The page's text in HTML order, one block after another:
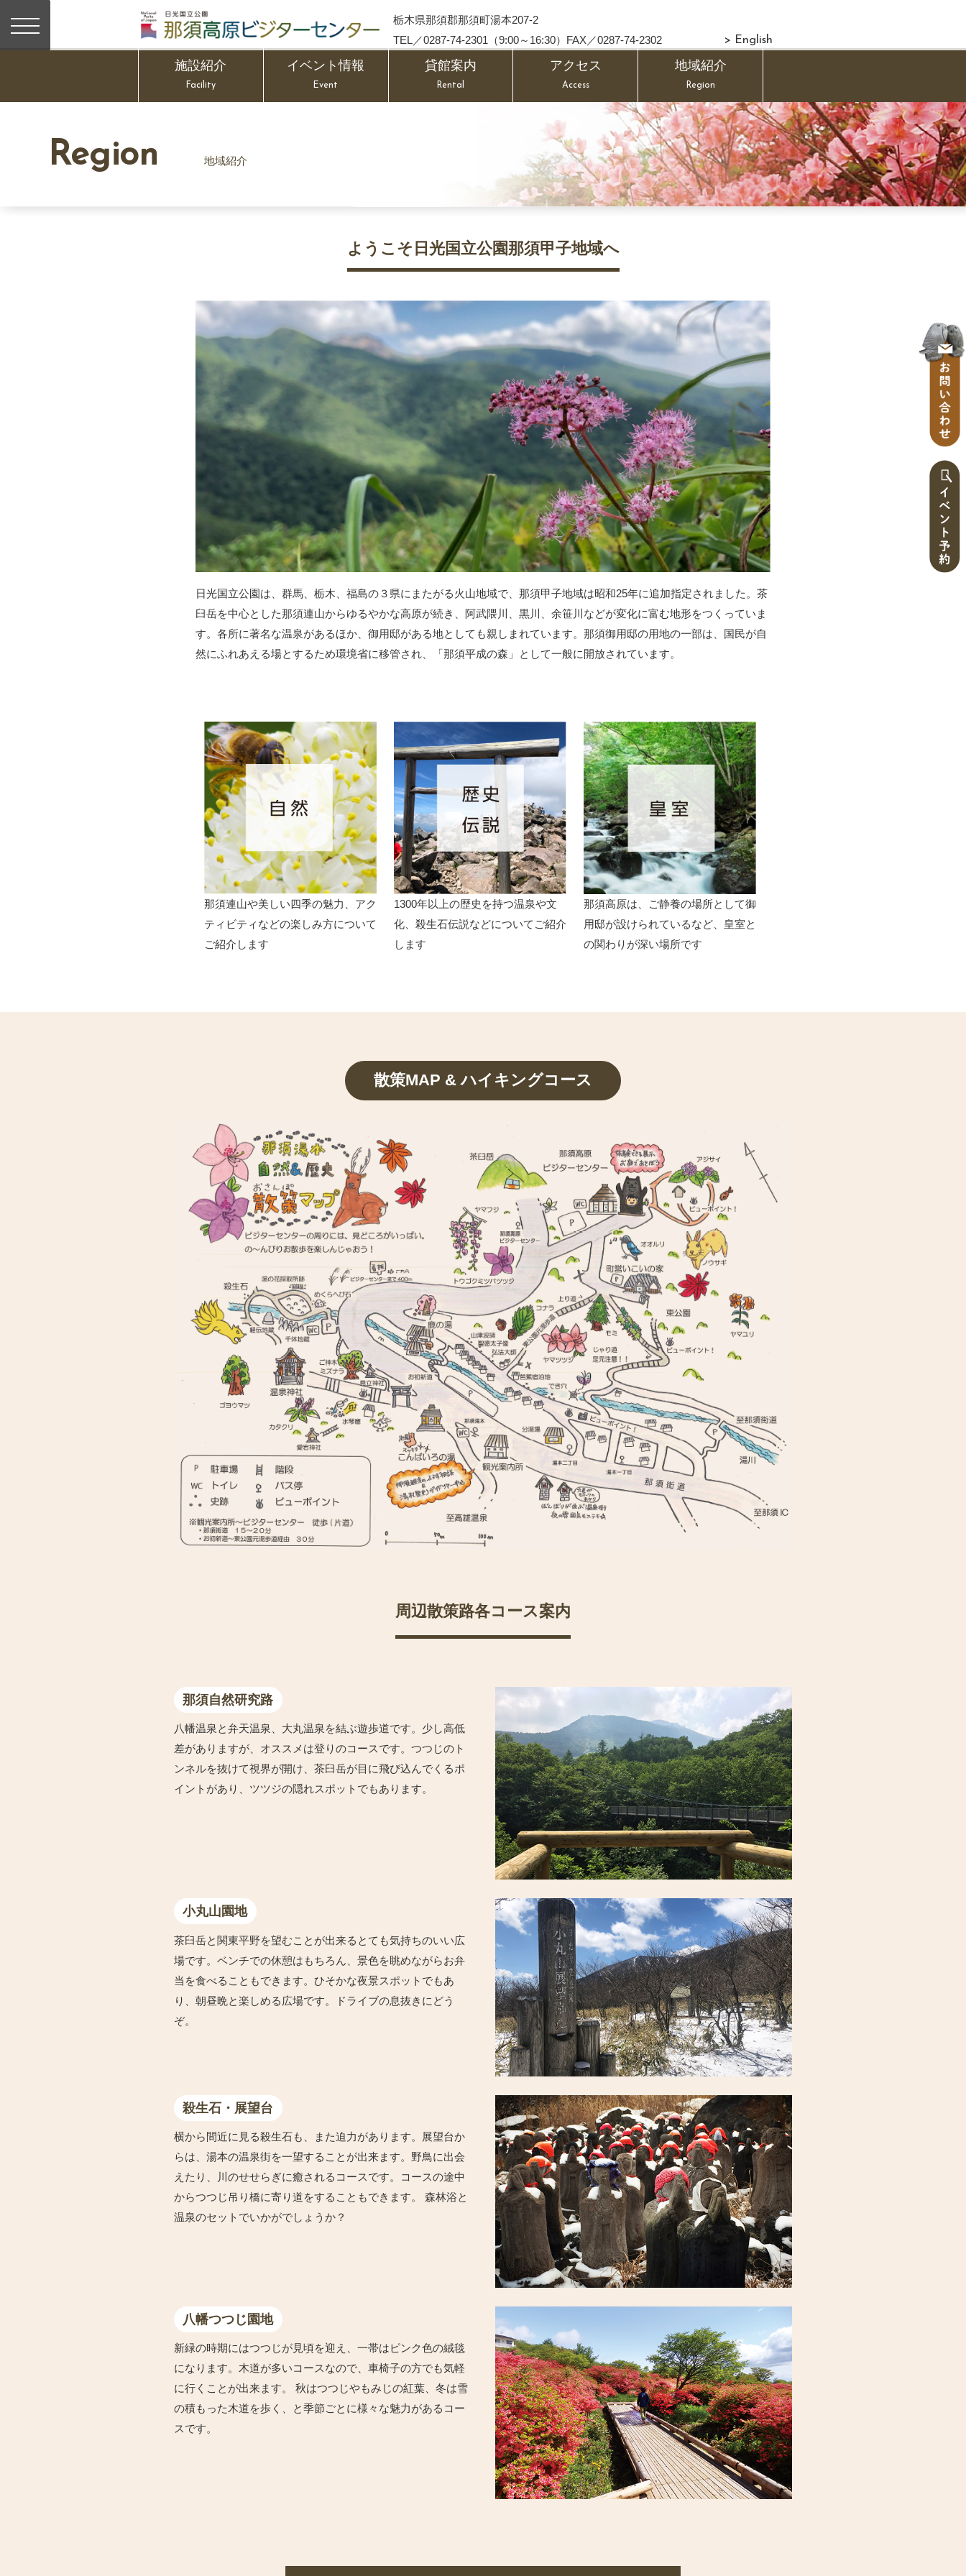
栃木県那須郡那須町湯本207-2
TEL／0287-74-2301（9:00～16:30）FAX／0287-74-2302
> English
施設紹介
Facility
イベント情報
Event
貸館案内
Rental
アクセス
Access
地域紹介
Region
Region 地域紹介
ようこそ日光国立公園那須甲子地域へ
日光国立公園は、群馬、栃木、福島の３県にまたがる火山地域で、那須甲子地域は昭和25年に追加指定されました。茶
臼岳を中心とした那須連山からゆるやかな高原が続き、阿武隈川、黒川、余笹川などが変化に富む地形をつくっていま
す。各所に著名な温泉があるほか、御用邸がある地としても親しまれています。那須御用邸の用地の一部は、国民が自
然にふれあえる場とするため環境省に移管され、「那須平成の森」として一般に開放されています。
那須連山や美しい四季の魅力、アク
ティビティなどの楽しみ方について
ご紹介します
1300年以上の歴史を持つ温泉や文
化、殺生石伝説などについてご紹介
します
那須高原は、ご静養の場所として御
用邸が設けられているなど、皇室と
の関わりが深い場所です
散策MAP & ハイキングコース
周辺散策路各コース案内
那須自然研究路
八幡温泉と弁天温泉、大丸温泉を結ぶ遊歩道です。少し高低
差がありますが、オススメは登りのコースです。つつじのト
ンネルを抜けて視界が開け、茶臼岳が目に飛び込んでくるポ
イントがあり、ツツジの隠れスポットでもあります。
小丸山園地
茶臼岳と関東平野を望むことが出来るとても気持ちのいい広
場です。ベンチでの休憩はもちろん、景色を眺めながらお弁
当を食べることもできます。ひそかな夜景スポットでもあ
り、朝昼晩と楽しめる広場です。ドライブの息抜きにどう
ぞ。
殺生石・展望台
横から間近に見る殺生石も、また迫力があります。展望台か
らは、湯本の温泉街を一望することが出来ます。野鳥に出会
えたり、川のせせらぎに癒されるコースです。コースの途中
からつつじ吊り橋に寄り道をすることもできます。 森林浴と
温泉のセットでいかがでしょうか？
八幡つつじ園地
新緑の時期にはつつじが見頃を迎え、一帯はピンク色の絨毯
になります。木道が多いコースなので、車椅子の方でも気軽
に行くことが出来ます。 秋はつつじやもみじの紅葉、冬は雪
の積もった木道を歩く、と季節ごとに様々な魅力があるコー
スです。